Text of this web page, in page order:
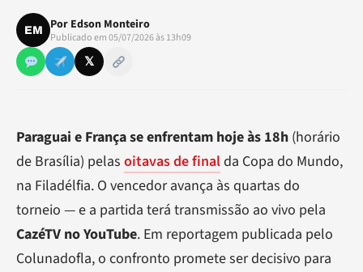
EM Por Edson Monteiro
Publicado em 05/07/2026 às 13h09
𝕏
Paraguai e França se enfrentam hoje às 18h (horário
de Brasília) pelas oitavas de final da Copa do Mundo,
na Filadélfia. O vencedor avança às quartas do
torneio — e a partida terá transmissão ao vivo pela
CazéTV no YouTube. Em reportagem publicada pelo
Colunadofla, o confronto promete ser decisivo para